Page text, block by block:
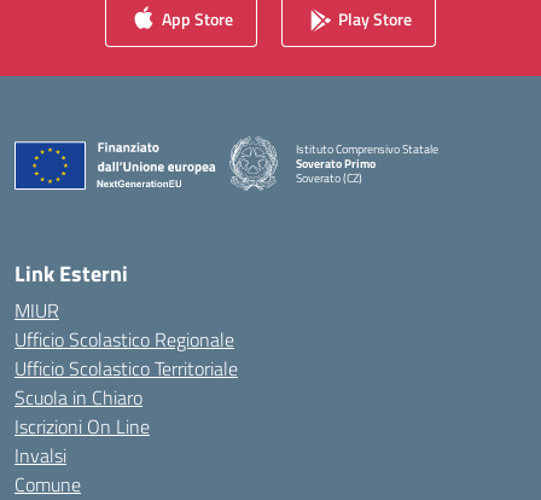
App Store Play Store
Istituto Comprensivo Statale
Soverato Primo
Soverato (CZ)
Link Esterni
MIUR
Ufficio Scolastico Regionale
Ufficio Scolastico Territoriale
Scuola in Chiaro
Iscrizioni On Line
Invalsi
Comune